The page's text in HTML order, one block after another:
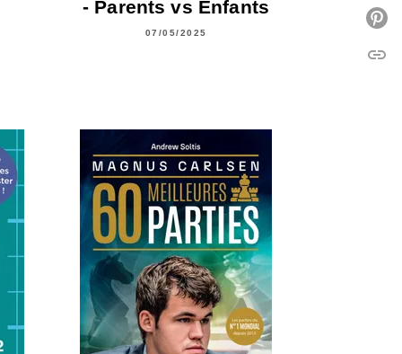
- Parents vs Enfants
07/05/2025
link